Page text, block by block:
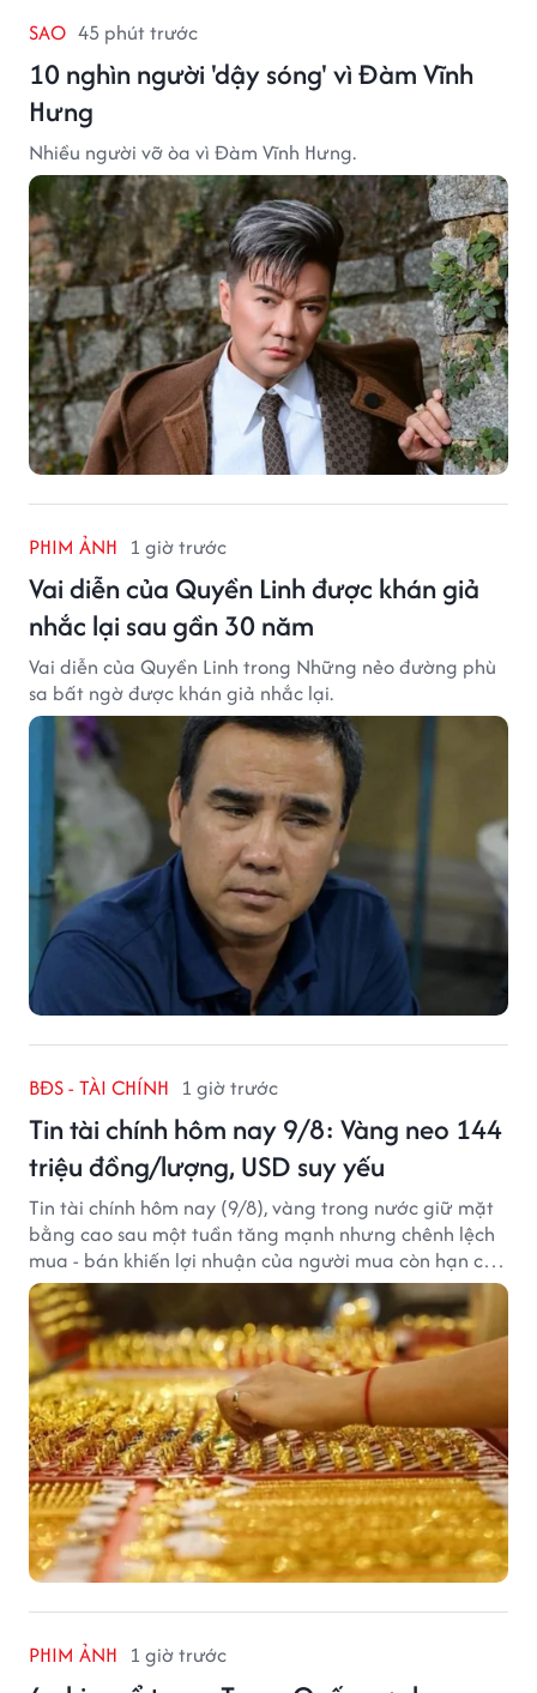
SAO 45 phút trước
10 nghìn người 'dậy sóng' vì Đàm Vĩnh
Hưng
Nhiều người vỡ òa vì Đàm Vĩnh Hưng.
PHIM ẢNH 1 giờ trước
Vai diễn của Quyền Linh được khán giả
nhắc lại sau gần 30 năm
Vai diễn của Quyền Linh trong Những nẻo đường phù
sa bất ngờ được khán giả nhắc lại.
BĐS - TÀI CHÍNH 1 giờ trước
Tin tài chính hôm nay 9/8: Vàng neo 144
triệu đồng/lượng, USD suy yếu
Tin tài chính hôm nay (9/8), vàng trong nước giữ mặt
bằng cao sau một tuần tăng mạnh nhưng chênh lệch
mua - bán khiến lợi nhuận của người mua còn hạn chế,
trong khi USD chịu sức ép sau dữ liệu việc làm Mỹ gây
thất vọng.
PHIM ẢNH 1 giờ trước